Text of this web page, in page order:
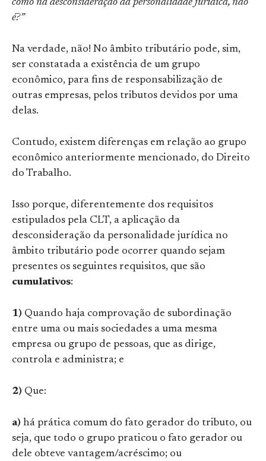
como na desconsideração da personalidade jurídica, não
é?”
Na verdade, não! No âmbito tributário pode, sim,
ser constatada a existência de um grupo
econômico, para fins de responsabilização de
outras empresas, pelos tributos devidos por uma
delas.
Contudo, existem diferenças em relação ao grupo
econômico anteriormente mencionado, do Direito
do Trabalho.
Isso porque, diferentemente dos requisitos
estipulados pela CLT, a aplicação da
desconsideração da personalidade jurídica no
âmbito tributário pode ocorrer quando sejam
presentes os seguintes requisitos, que são
cumulativos:
1) Quando haja comprovação de subordinação
entre uma ou mais sociedades a uma mesma
empresa ou grupo de pessoas, que as dirige,
controla e administra; e
2) Que:
a) há prática comum do fato gerador do tributo, ou
seja, que todo o grupo praticou o fato gerador ou
dele obteve vantagem/acréscimo; ou